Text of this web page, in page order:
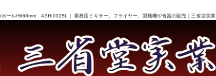
ASHI002BL｜ 業務用ミキサー、フライヤー、製麺機や食器の販売｜三省堂実業